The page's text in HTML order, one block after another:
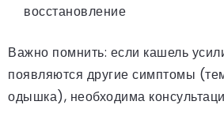
восстановление
Важно помнить: если кашель
появляются другие симптомы
одышка), необходима